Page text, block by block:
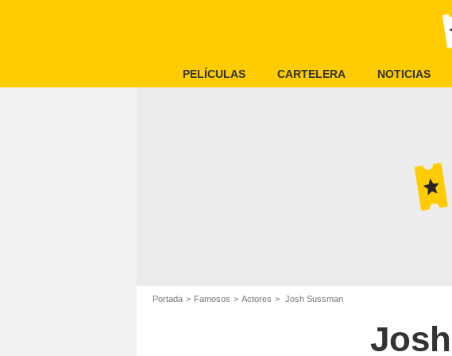
PELÍCULAS CARTELERA NOTICIAS
Portada Famosos Actores Josh Sussman